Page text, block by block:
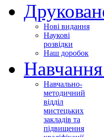
Нові видання
Наукові
розвідки
Наш доробок
Навчання
Навчально-
методичний
відділ
мистецьких
закладів та
підвищення